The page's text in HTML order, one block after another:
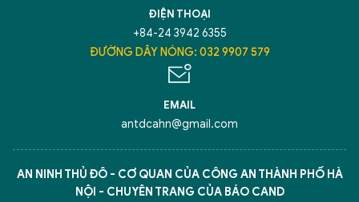
ĐIỆN THOẠI
+84-24 3942 6355
ĐƯỜNG DÂY NÓNG: 032 9907 579
EMAIL
antdcahn@gmail.com
AN NINH THỦ ĐÔ - CƠ QUAN CỦA CÔNG AN THÀNH PHỐ HÀ
NỘI - CHUYÊN TRANG CỦA BÁO CAND